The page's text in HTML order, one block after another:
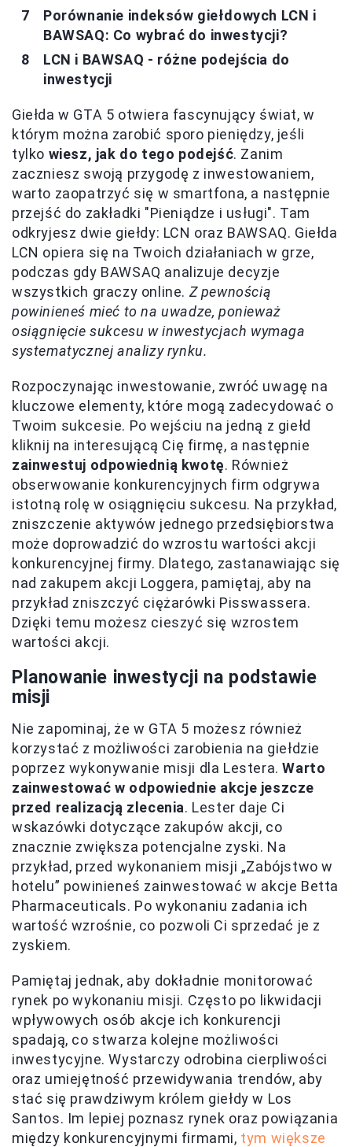
Porównanie indeksów giełdowych LCN i
BAWSAQ: Co wybrać do inwestycji?
LCN i BAWSAQ - różne podejścia do
inwestycji
Giełda w GTA 5 otwiera fascynujący świat, w
którym można zarobić sporo pieniędzy, jeśli
tylko wiesz, jak do tego podejść. Zanim
zaczniesz swoją przygodę z inwestowaniem,
warto zaopatrzyć się w smartfona, a następnie
przejść do zakładki "Pieniądze i usługi". Tam
odkryjesz dwie giełdy: LCN oraz BAWSAQ. Giełda
LCN opiera się na Twoich działaniach w grze,
podczas gdy BAWSAQ analizuje decyzje
wszystkich graczy online. Z pewnością
powinieneś mieć to na uwadze, ponieważ
osiągnięcie sukcesu w inwestycjach wymaga
systematycznej analizy rynku.
Rozpoczynając inwestowanie, zwróć uwagę na
kluczowe elementy, które mogą zadecydować o
Twoim sukcesie. Po wejściu na jedną z giełd
kliknij na interesującą Cię firmę, a następnie
zainwestuj odpowiednią kwotę. Również
obserwowanie konkurencyjnych firm odgrywa
istotną rolę w osiągnięciu sukcesu. Na przykład,
zniszczenie aktywów jednego przedsiębiorstwa
może doprowadzić do wzrostu wartości akcji
konkurencyjnej firmy. Dlatego, zastanawiając się
nad zakupem akcji Loggera, pamiętaj, aby na
przykład zniszczyć ciężarówki Pisswassera.
Dzięki temu możesz cieszyć się wzrostem
wartości akcji.
Planowanie inwestycji na podstawie
misji
Nie zapominaj, że w GTA 5 możesz również
korzystać z możliwości zarobienia na giełdzie
poprzez wykonywanie misji dla Lestera.Warto
zainwestować w odpowiednie akcje jeszcze
przed realizacją zlecenia. Lester daje Ci
wskazówki dotyczące zakupów akcji, co
znacznie zwiększa potencjalne zyski. Na
przykład, przed wykonaniem misji „Zabójstwo w
hotelu” powinieneś zainwestować w akcje Betta
Pharmaceuticals. Po wykonaniu zadania ich
wartość wzrośnie, co pozwoli Ci sprzedać je z
zyskiem.
Pamiętaj jednak, aby dokładnie monitorować
rynek po wykonaniu misji. Często po likwidacji
wpływowych osób akcje ich konkurencji
spadają, co stwarza kolejne możliwości
inwestycyjne. Wystarczy odrobina cierpliwości
oraz umiejętność przewidywania trendów, aby
stać się prawdziwym królem giełdy w Los
Santos. Im lepiej poznasz rynek oraz powiązania
między konkurencyjnymi firmami, tym większe